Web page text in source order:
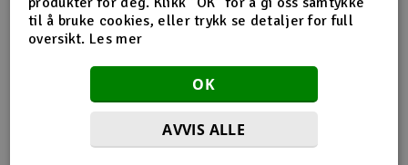
Solenergi
Sparkesykler & elkjøretøy
Verktøy, utstyr & tilbehør
XR-352120-G XB8 Composite Front Lower Suspension
Flere så også på
til å bruke cookies, eller trykk se detaljer for full
oversikt. Les mer
OK
AVVIS ALLE